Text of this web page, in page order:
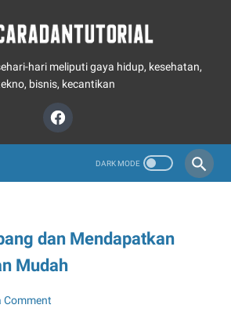
hari meliputi gaya hidup, kesehatan,
bisnis, kecantikan
dan Mendapatkan
Mudah
Comment